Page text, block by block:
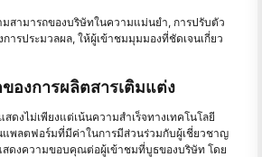
มสามารถของบริษัทในความแม่นยำ, การปรับตัว
ารประมวลผล, ให้ผู้เข้าชมมุมมองที่ชัดเจนเกี่ยว
องการผลิตสารเติมแต่ง
ดงไม่เพียงแต่เน้นความสําเร็จทางเทคโนโลยี
แพลตฟอร์มที่มีค่าในการมีส่วนร่วมกับผู้เชี่ยวชาญ
สดงความขอบคุณต่อผู้เข้าชมที่บูธของบริษัท โดย